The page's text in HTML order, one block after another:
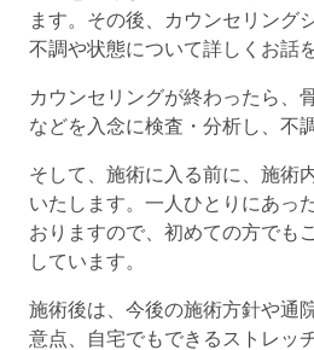
ます。その後、カウンセリング
不調や状態について詳しくお話
カウンセリングが終わったら、
などを入念に検査・分析し、不
そして、施術に入る前に、施術
いたします。一人ひとりにあっ
おりますので、初めての方でも
しています。
施術後は、今後の施術方針や通
意点、自宅でもできるストレッ